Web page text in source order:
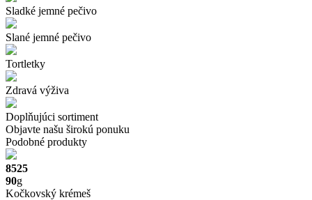
Sladké jemné pečivo
Slané jemné pečivo
Tortletky
Zdravá výživa
Doplňujúci sortiment
Objavte našu širokú ponuku
Podobné produkty
8525
90g
Kočkovský krémeš